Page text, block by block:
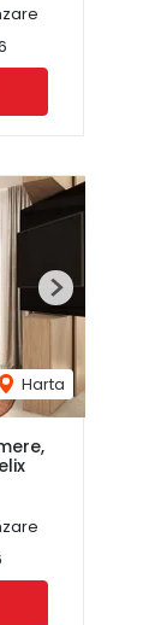
Harta
Next